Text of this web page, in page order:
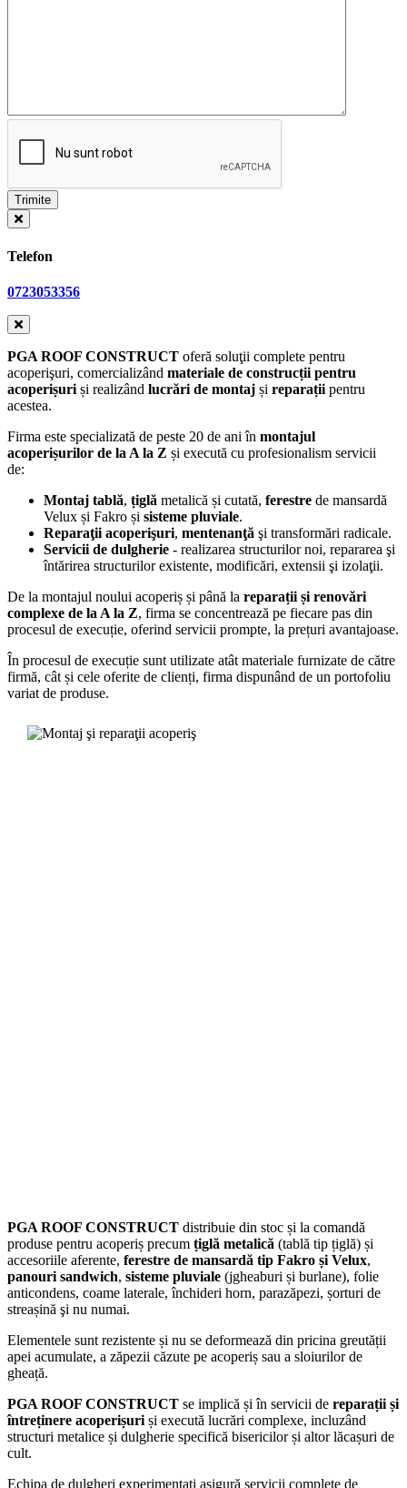
Telefon
0723053356
PGA ROOF CONSTRUCT oferă soluţii complete pentru
acoperişuri, comercializând materiale de construcții pentru
acoperișuri și realizând lucrări de montaj și reparații pentru
acestea.
Firma este specializată de peste 20 de ani în montajul
acoperișurilor de la A la Z și execută cu profesionalism servicii
de:
Montaj tablă, țiglă metalică și cutată, ferestre de mansardă
Velux și Fakro și sisteme pluviale.
Reparaţii acoperişuri, mentenanţă şi transformări radicale.
Servicii de dulgherie - realizarea structurilor noi, repararea şi
întărirea structurilor existente, modificări, extensii şi izolaţii.
De la montajul noului acoperiș și până la reparații și renovări
complexe de la A la Z, firma se concentrează pe fiecare pas din
procesul de execuție, oferind servicii prompte, la prețuri avantajoase.
În procesul de execuție sunt utilizate atât materiale furnizate de către
firmă, cât și cele oferite de clienți, firma dispunând de un portofoliu
variat de produse.
PGA ROOF CONSTRUCT distribuie din stoc și la comandă
produse pentru acoperiș precum țiglă metalică (tablă tip țiglă) și
accesoriile aferente, ferestre de mansardă tip Fakro și Velux,
panouri sandwich, sisteme pluviale (jgheaburi și burlane), folie
anticondens, coame laterale, închideri horn, parazăpezi, șorturi de
streașină şi nu numai.
Elementele sunt rezistente și nu se deformează din pricina greutății
apei acumulate, a zăpezii căzute pe acoperiș sau a sloiurilor de
gheață.
PGA ROOF CONSTRUCT se implică și în servicii de reparații și
întreținere acoperișuri și execută lucrări complexe, incluzând
structuri metalice și dulgherie specifică bisericilor și altor lăcașuri de
cult.
Echipa de dulgheri experimentați asigură servicii complete de